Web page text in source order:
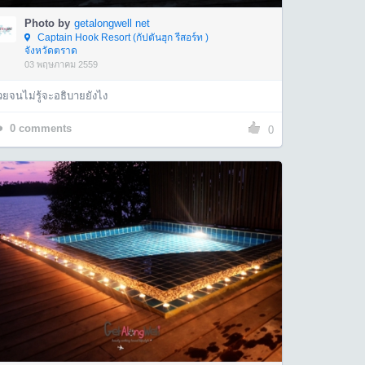
Photo by getalongwell net
Captain Hook Resort (กัปตันฮุก รีสอร์ท )
จังหวัดตราด
03 พฤษภาคม 2559
ยจนไม่รู้จะอธิบายยังไง
0 comments 0